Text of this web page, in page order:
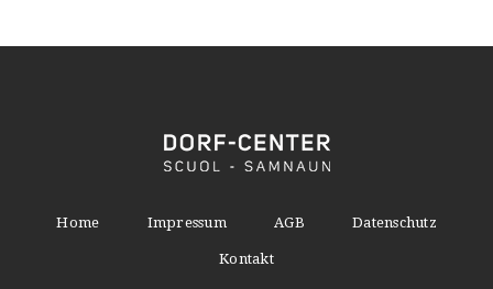
Home Impressum AGB Datenschutz
Kontakt